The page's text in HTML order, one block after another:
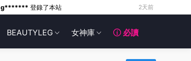
BEAUTYLEG 女神庫 必讀
g******* 登錄了本站 2天前
6*******
6******* 2天前